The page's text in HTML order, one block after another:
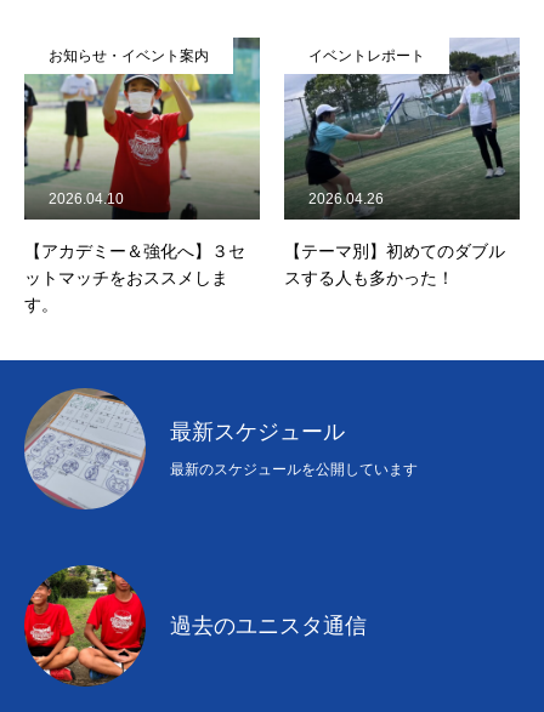
お知らせ・イベント案内
【アカデミー＆強化へ】３セ
ットマッチをおススメしま
す。
2026.04.10
イベントレポート
【テーマ別】初めてのダブル
スする人も多かった！
2026.04.26
最新スケジュール
最新のスケジュールを公開しています
過去のユニスタ通信